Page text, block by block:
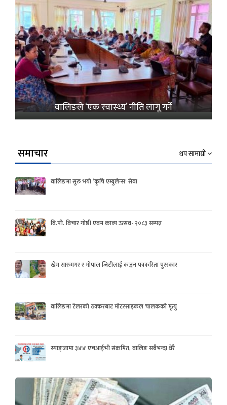
वालिङले ‘एक स्वास्थ्य’ नीति लागू गर्ने
समाचार थप सामाग्री
वालिङमा सुरु भयो ‘कृषि एम्बुलेन्स’ सेवा
बि.पी. विचार गोष्ठी एवम काव्य उत्सव- २०८३ सम्पन्न
खेम सारुमगर र गोपाल जिटीलाई कञ्चन पत्रकरिता पुरस्कार
वालिङमा टेलरको ठक्करबाट मोटरसाइकल चालकको मृत्यु
स्याङ्जामा ३४४ एचआईभी संक्रमित, वालिङ सबैभन्दा धेरै